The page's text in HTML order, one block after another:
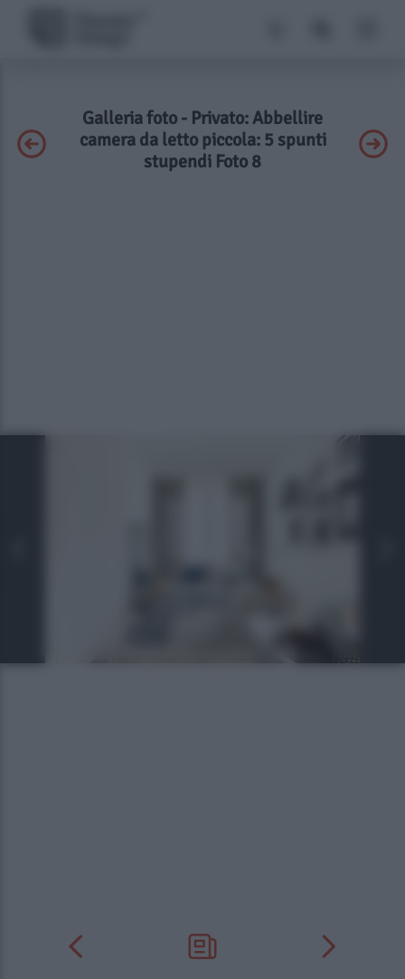
Galleria foto - Privato: Abbellire
camera da letto piccola: 5 spunti
stupendi Foto 8